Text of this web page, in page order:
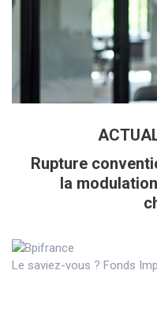
Rupture
la
Le saviez-vous ? Fonds